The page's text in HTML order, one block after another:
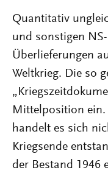
Quantitativ
und sonstigen
Überlieferungen
Weltkrieg. Die so
Mittelposition ein.
handelt es sich
Kriegsende
der Bestand 1946